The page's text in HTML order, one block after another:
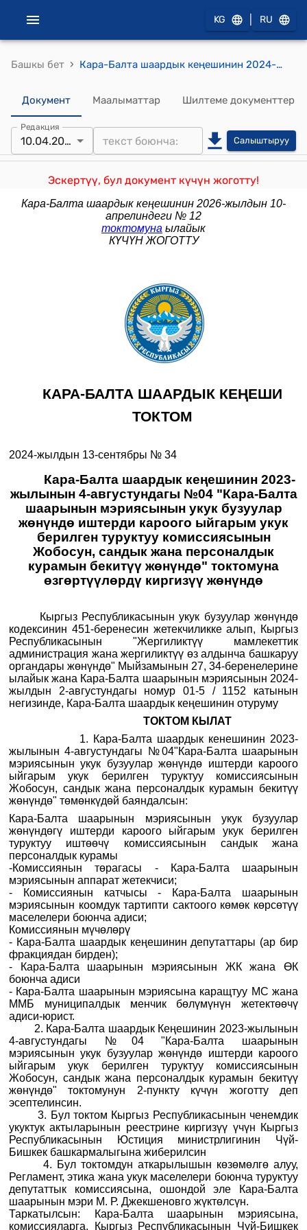
KG RU
Башкы бет › Кара-Балта шаардык кеңешинин 2024-жылдын 13-сентябрындагы № 34 "Кара-Балта шаардык кеңешинин 2023-жылынын 4-августундагы №04 "Кара-Балта шаарынын мэриясынын укук бузуулар жөнүндө иштерди кароого ыйгарым укук берилген туруктуу комиссиясынын Жобосун, сандык жана персоналдык курамын бекитүү жөнүндө" токтомуна өзгөртүүлөрдү киргизүү жөнүндө" токтому
Документ Маалыматтар Шилтеме документтер
Редакция
10.04.2026 Салыштыруу
Эскертүү, бул документ күчүн жоготту!